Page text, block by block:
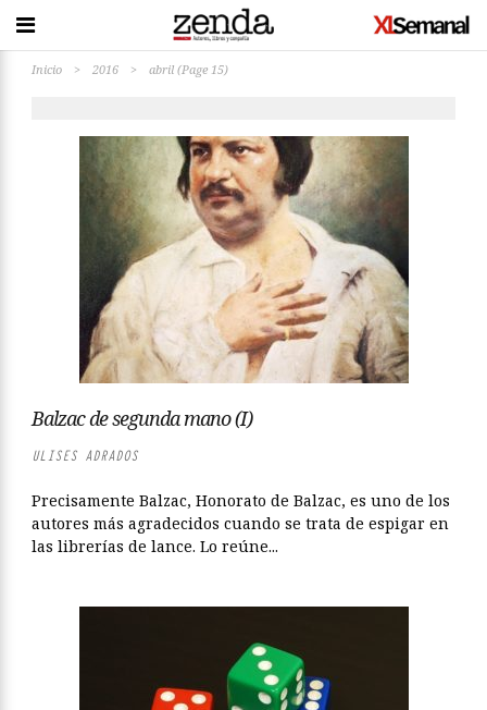
Inicio > 2016 > abril (Page 15)
Balzac de segunda mano (I)
ULISES ADRADOS
Precisamente Balzac, Honorato de Balzac, es uno de los
autores más agradecidos cuando se trata de espigar en
las librerías de lance. Lo reúne...